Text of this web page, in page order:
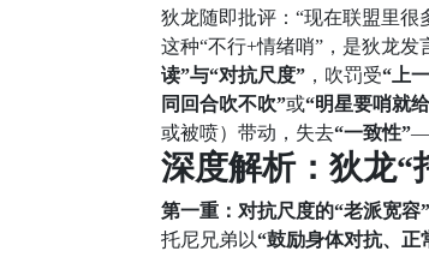
狄龙随即批评：“现在联盟里
这种“不行+情绪哨”，是狄龙
读”与“对抗尺度” ，吹罚受“上
同回合吹不吹”或“明星要哨就
或被喷）带动，失去“一致性”
深度解析：狄龙“
第一重：对抗尺度的“老派宽容
托尼兄弟以“鼓励身体对抗、正